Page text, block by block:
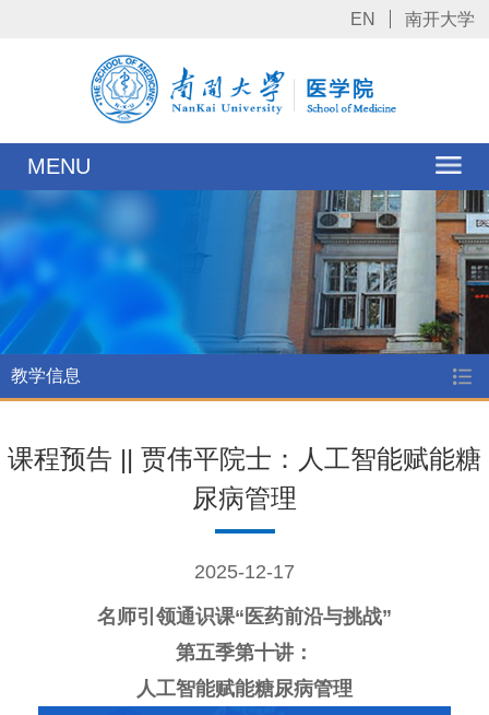
EN 南开大学
MENU
教学信息
课程预告 || 贾伟平院士：人工智能赋能糖
尿病管理
2025-12-17
名师引领通识课“医药前沿与挑战”
第五季第十讲：
人工智能赋能糖尿病管理